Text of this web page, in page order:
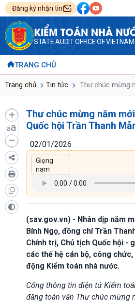
Đăng ký nhận tin
KIỂM TOÁN NHÀ
STATE AUDIT OFFICE OF VIETNAM
TRANG CHỦ
Trang chủ Tin tức Thư chúc mừng
aa
Thư chúc mừng năm
Quốc hội Trần Thanh
02/01/2026
(sav.gov.vn) - Nhân dịp năm
Bính Ngọ, đồng chí Trần
Chính trị, Chủ tịch Quốc hội -
các thế hệ cán bộ, công
động Kiểm toán nhà nước.
Cổng thông tin điện tử Kiểm
đăng toàn văn Thư chúc mừng